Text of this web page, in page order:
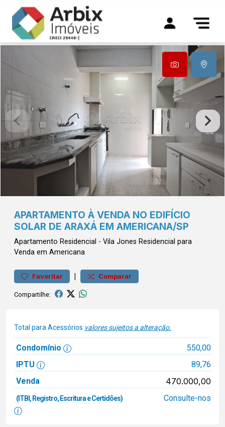
APARTAMENTO À VENDA NO EDIFÍCIO
SOLAR DE ARAXÁ EM AMERICANA/SP
Apartamento Residencial - Vila Jones Residencial para
Venda em Americana
Favoritar | Comparar
Compartilhe:
Total para Acessórios valores sujeitos a alteração.
Condomínio
550,00
IPTU
89,76
Venda
470.000,00
(ITBI, Registro, Escritura e Certidões) Consulte-nos